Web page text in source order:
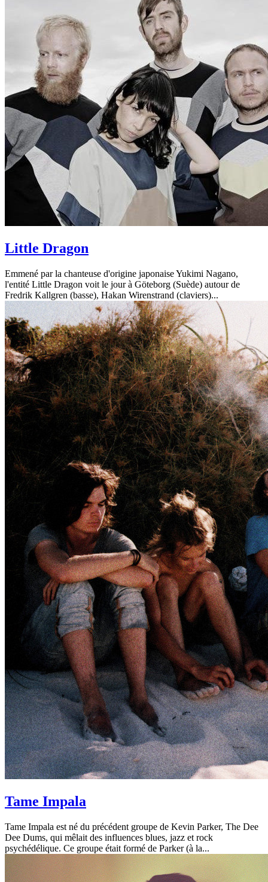
Little Dragon
Emmené par la chanteuse d'origine japonaise Yukimi Nagano,
l'entité Little Dragon voit le jour à Göteborg (Suède) autour de
Fredrik Kallgren (basse), Hakan Wirenstrand (claviers)...
Tame Impala
Tame Impala est né du précédent groupe de Kevin Parker, The Dee
Dee Dums, qui mêlait des influences blues, jazz et rock
psychédélique. Ce groupe était formé de Parker (à la...